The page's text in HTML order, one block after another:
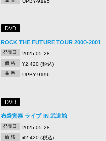
DVD
ROCK THE FUTURE TOUR 2000-2001
発売日 2025.05.28
価 格 ¥2,420 (税込)
品 番 UPBY-9196
DVD
布袋寅泰 ライブ IN 武道館
発売日 2025.05.28
価 格 ¥2,420 (税込)